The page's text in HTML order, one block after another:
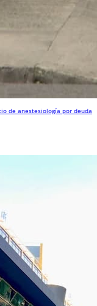
de anestesiología por deuda